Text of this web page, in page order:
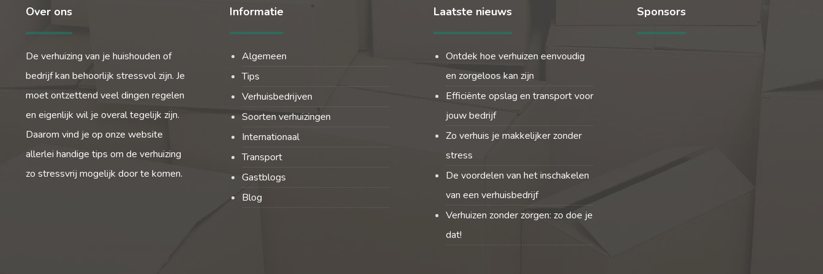
Over ons
De verhuizing van je huishouden of
bedrijf kan behoorlijk stressvol zijn. Je
moet ontzettend veel dingen regelen
en eigenlijk wil je overal tegelijk zijn.
Daarom vind je op onze website
allerlei handige tips om de verhuizing
zo stressvrij mogelijk door te komen.
Informatie
Algemeen
Tips
Verhuisbedrijven
Soorten verhuizingen
Internationaal
Transport
Gastblogs
Blog
Laatste nieuws
Ontdek hoe verhuizen eenvoudig
en zorgeloos kan zijn
Efficiënte opslag en transport voor
jouw bedrijf
Zo verhuis je makkelijker zonder
stress
De voordelen van het inschakelen
van een verhuisbedrijf
Verhuizen zonder zorgen: zo doe je
dat!
Sponsors